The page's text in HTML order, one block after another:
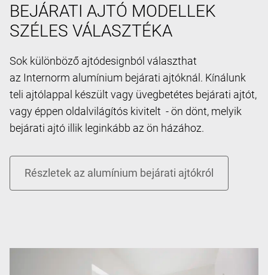
BEJÁRATI AJTÓ MODELLEK
SZÉLES VÁLASZTÉKA
Sok különböző ajtódesignból választhat
az Internorm alumínium bejárati ajtóknál. Kínálunk
teli ajtólappal készült vagy üvegbetétes bejárati ajtót,
vagy éppen oldalvilágítós kivitelt - ön dönt, melyik
bejárati ajtó illik leginkább az ön házához.